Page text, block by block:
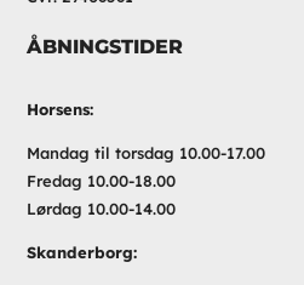
ÅBNINGSTIDER
Horsens:
Mandag til torsdag 10.00-17.00
Fredag 10.00-18.00
Lørdag 10.00-14.00
Skanderborg: